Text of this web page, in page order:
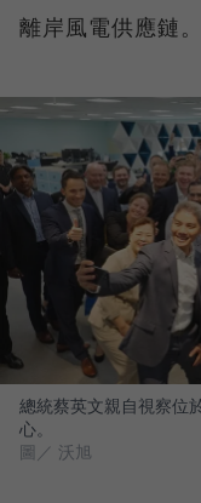
離岸風電供應鏈。
總統蔡英文親自視察位
心。
圖／ 沃旭